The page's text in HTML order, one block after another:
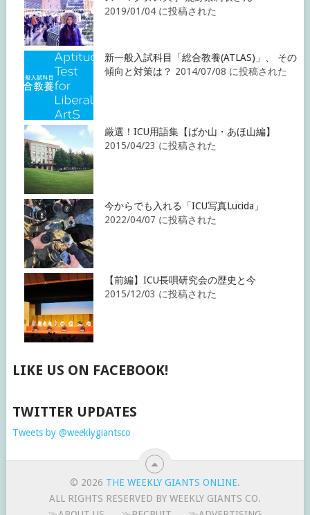
2019/01/04 に投稿された
新一般入試科目「総合教養(ATLAS)」、 その
傾向と対策は？ 2014/07/08 に投稿された
厳選！ICU用語集【ばか山・あほ山編】
2015/04/23 に投稿された
今からでも入れる「ICU写真Lucida」
2022/04/07 に投稿された
【前編】ICU長唄研究会の歴史と今
2015/12/03 に投稿された
LIKE US ON FACEBOOK!
TWITTER UPDATES
Tweets by @weeklygiantsco
© 2026 THE WEEKLY GIANTS ONLINE.
ALL RIGHTS RESERVED BY WEEKLY GIANTS CO.